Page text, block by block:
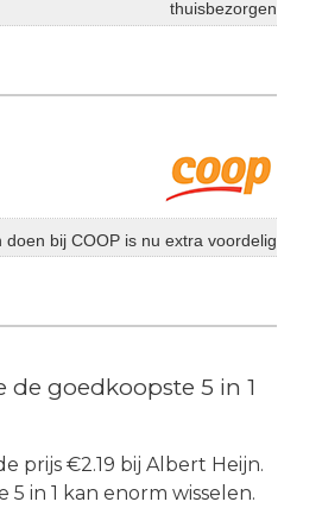
thuisbezorgen
bij COOP is nu extra voordelig
de goedkoopste 5 in 1
prijs €2.19 bij Albert Heijn.
5 in 1 kan enorm wisselen.